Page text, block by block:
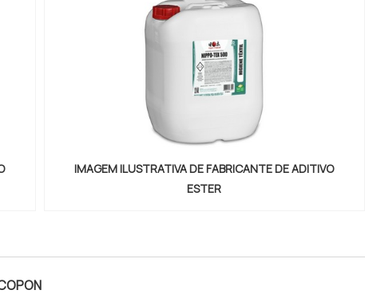
IMAGEM ILUSTRATIVA DE FABRICANTE DE ADITIVO
ESTER